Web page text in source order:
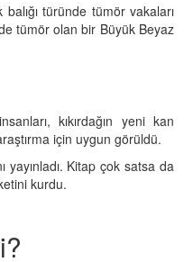
türünde tümör vakaları
tümör olan bir Büyük Beyaz
kıkırdağın yeni kan
için uygun görüldü.
yayınladı. Kitap çok satsa da
kurdu.
Radar: Hangi
Elektriği "Görür"?
Ultraviyole (UV) Işığı
07.01.2026
Hatası mı, Mucizesi mi?
07.01.2026